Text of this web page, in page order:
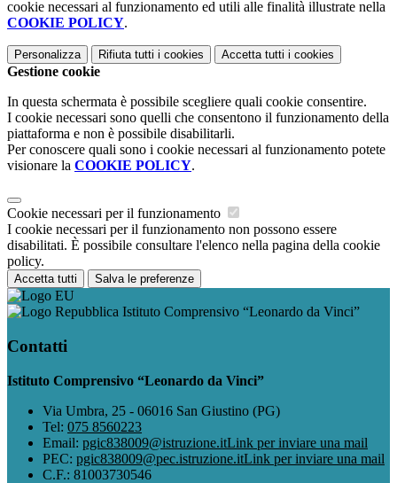
cookie necessari al funzionamento ed utili alle finalità illustrate nella
COOKIE POLICY.
Personalizza Rifiuta tutti i cookies Accetta tutti i cookies
Gestione cookie
In questa schermata è possibile scegliere quali cookie consentire.
I cookie necessari sono quelli che consentono il funzionamento della
piattaforma e non è possibile disabilitarli.
Per conoscere quali sono i cookie necessari al funzionamento potete
visionare la COOKIE POLICY.
Cookie necessari per il funzionamento
I cookie necessari per il funzionamento non possono essere
disabilitati. È possibile consultare l'elenco nella pagina della cookie
policy.
Accetta tutti Salva le preferenze
Istituto Comprensivo “Leonardo da Vinci”
Contatti
Istituto Comprensivo “Leonardo da Vinci”
Via Umbra, 25 - 06016 San Giustino (PG)
Tel: 075 8560223
Email: pgic838009@istruzione.itLink per inviare una mail
PEC: pgic838009@pec.istruzione.itLink per inviare una mail
C.F.: 81003730546